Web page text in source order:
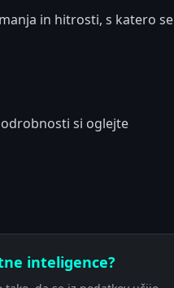
in hitrosti, s katero se
si oglejte
inteligence?